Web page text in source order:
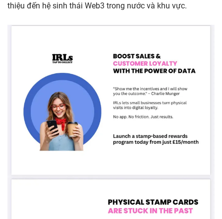
thiệu đến hệ sinh thái Web3 trong nước và khu vực.